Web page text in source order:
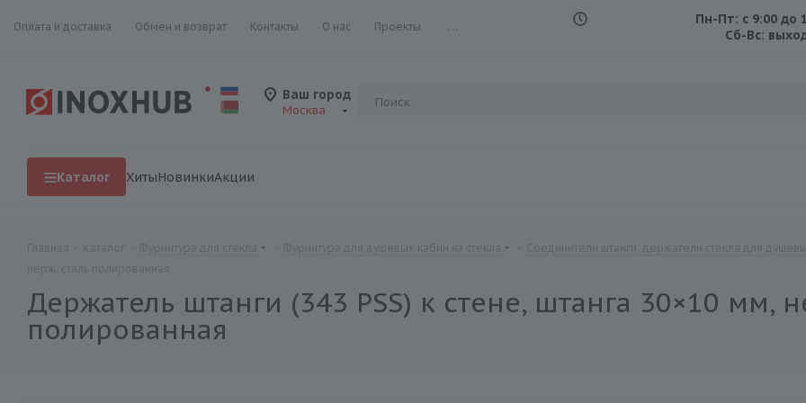
Оплата и доставка Обмен и возврат Контакты О нас Проекты ...
Пн-Пт: с 9:00 до
Сб-Вс:
Ваш город
Москва
Каталог ХитыНовинкиАкции
Держатель штанги (343 PSS) к стене, штанга 30×10 мм,
полированная